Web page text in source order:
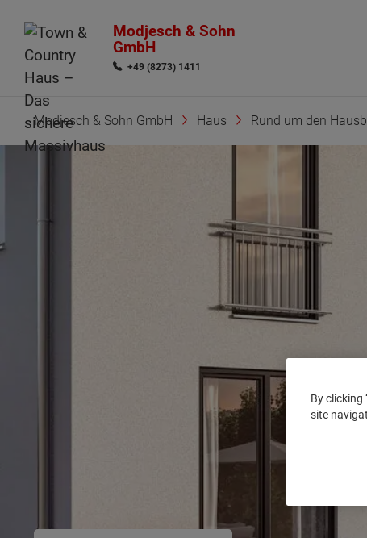
Modjesch & Sohn
GmbH
+49 (8273) 1411
Modjesch & Sohn GmbH Haus Rund um den
By clicking
site